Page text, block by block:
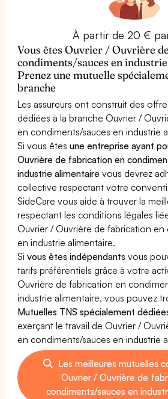
À partir de 20 €
Vous êtes Ouvrier / Ouvrière
condiments/sauces en
Prenez une mutuelle
branche
Les assureurs ont construit des
dédiées à la branche Ouvrier /
en condiments/sauces en industrie
Si vous êtesune entreprise ayant
Ouvrière de fabrication en
industrie alimentaire vous devrez
collective respectant votre
SideCare vous aide à trouver la
respectant les conditions légales
Ouvrier / Ouvrière de fabrication en
en industrie alimentaire.
Sivous êtes indépendants vous
tarifs préférentiels grâce à votre
Ouvrière de fabrication en
industrie alimentaire, vous pouvez
Mutuelles TNS spécialement
exerçant le travail de Ouvrier /
en condiments/sauces en industrie
Les meilleures mutuelles
Ouvrier / Ouvrière de
condiments/sauces en